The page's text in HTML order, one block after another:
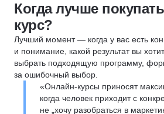
Когда лучше
курс?
Лучший момент — когда у вас есть
и понимание, какой результат вы
выбрать подходящую программу,
за ошибочный выбор.
«Онлайн-курсы приносят
когда человек приходит с
не „хочу разобраться в